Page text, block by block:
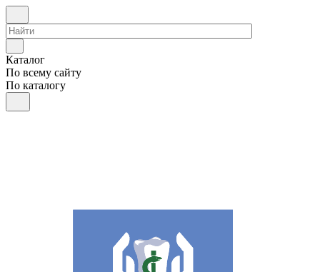
Каталог
По всему сайту
По каталогу